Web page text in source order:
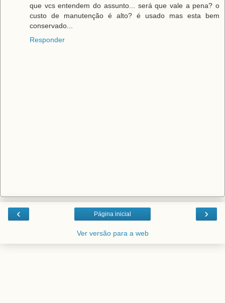
que vcs entendem do assunto... será que vale a pena? o
custo de manutenção é alto? é usado mas esta bem
conservado...
Responder
‹ ›
Página inicial
Ver versão para a web